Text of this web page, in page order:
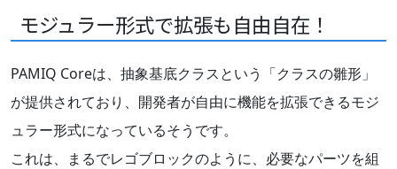
モジュラー形式で拡張も自由自在！
PAMIQ Coreは、抽象基底クラスという「クラスの雛形」
が提供されており、開発者が自由に機能を拡張できるモジ
ュラー形式になっているそうです。
これは、まるでレゴブロックのように、必要なパーツを組